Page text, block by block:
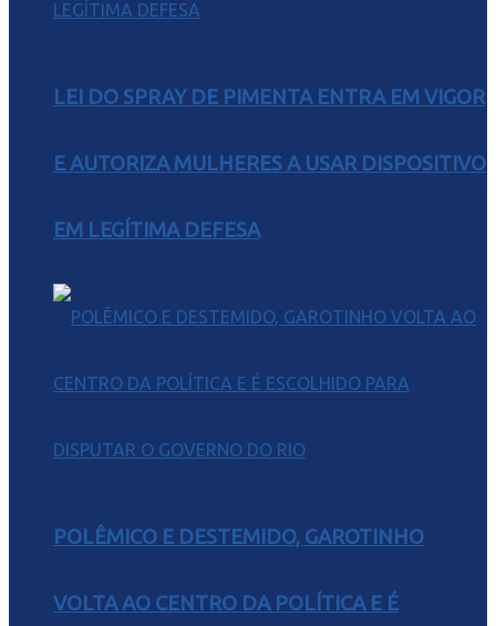
LEI DO SPRAY DE PIMENTA ENTRA EM VIGOR
E AUTORIZA MULHERES A USAR DISPOSITIVO
EM LEGÍTIMA DEFESA
POLÊMICO E DESTEMIDO, GAROTINHO
VOLTA AO CENTRO DA POLÍTICA E É